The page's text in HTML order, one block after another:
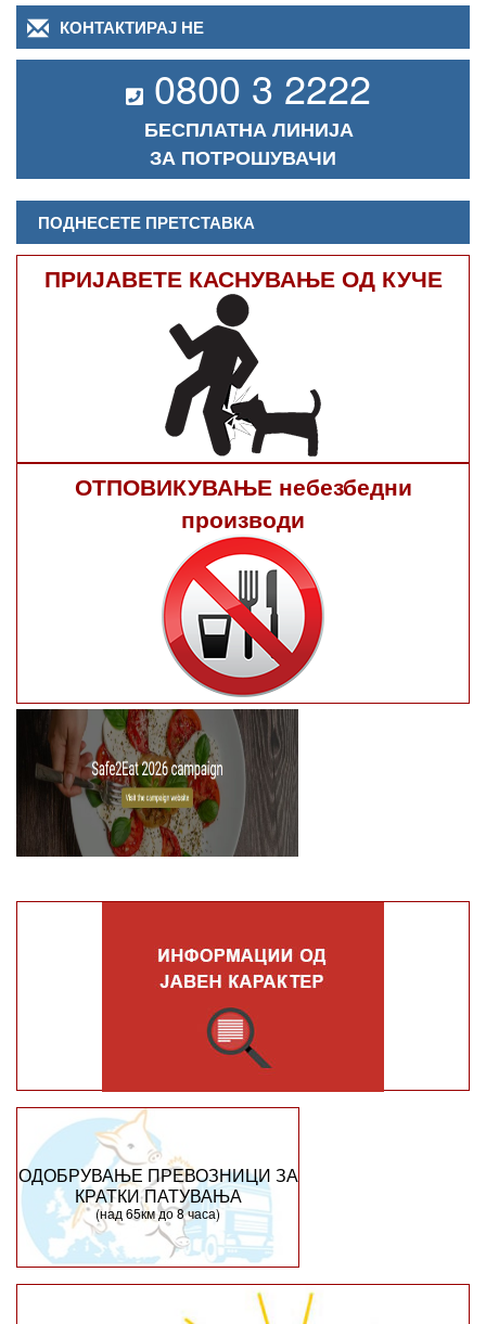
КОНТАКТИРАЈ НЕ
0800 3 2222
БЕСПЛАТНА ЛИНИЈА
ЗА ПОТРОШУВАЧИ
ПОДНЕСЕТЕ ПРЕТСТАВКА
ПРИЈАВЕТЕ КАСНУВАЊЕ ОД КУЧЕ
ОТПОВИКУВАЊЕ небезбедни
производи
ОДОБРУВАЊЕ ПРЕВОЗНИЦИ ЗА
КРАТКИ ПАТУВАЊА
(над 65км до 8 часа)